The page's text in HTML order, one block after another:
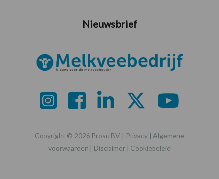
Nieuwsbrief
Copyright © 2026 Prosu BV | Privacy | Algemene
voorwaarden | Disclaimer | Cookiebeleid